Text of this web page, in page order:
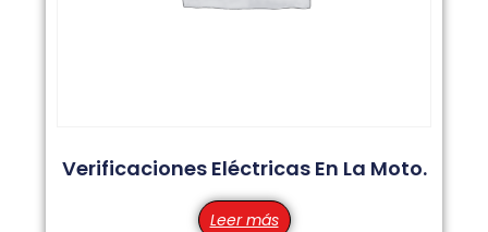
Verificaciones Eléctricas En La Moto.
Leer más